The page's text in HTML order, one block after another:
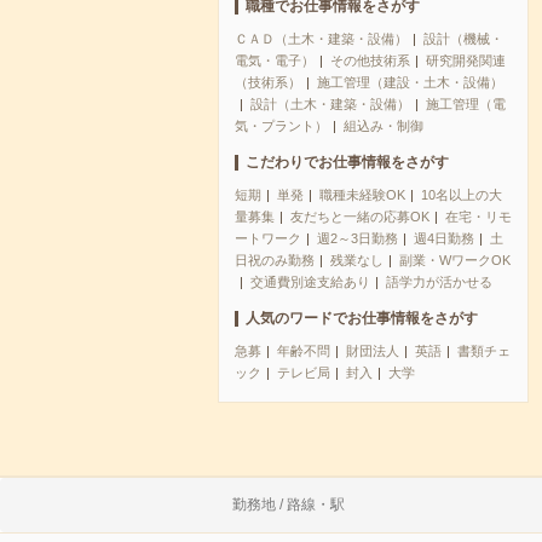
職種でお仕事情報をさがす
ＣＡＤ（土木・建築・設備）
設計（機械・
電気・電子）
その他技術系
研究開発関連
（技術系）
施工管理（建設・土木・設備）
設計（土木・建築・設備）
施工管理（電
気・プラント）
組込み・制御
こだわりでお仕事情報をさがす
短期 単発 職種未経験OK
10名以上の大
量募集
友だちと一緒の応募OK
在宅・リモ
ートワーク
週2～3日勤務 週4日勤務
土
日祝のみ勤務
残業なし
副業・WワークOK
交通費別途支給あり
語学力が活かせる
人気のワードでお仕事情報をさがす
急募 年齢不問 財団法人 英語
書類チェ
ック
テレビ局 封入 大学
勤務地 / 路線・駅